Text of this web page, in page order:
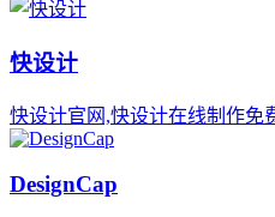
快设计
快设计官网,快设计在线制作免
DesignCap